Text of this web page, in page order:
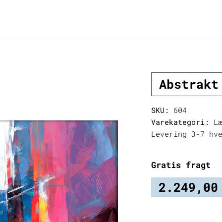
SKU:
604
Varekategori:
Levering 3-7
Gratis fragt
2.249,00